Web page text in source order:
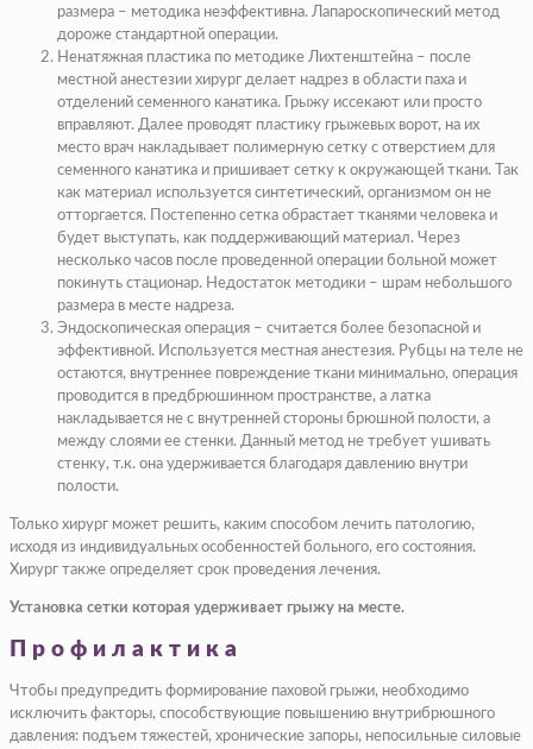
размера – методика неэффективна. Лапароскопический метод
дороже стандартной операции.
Ненатяжная пластика по методике Лихтенштейна – после
местной анестезии хирург делает надрез в области паха и
отделений семенного канатика. Грыжу иссекают или просто
вправляют. Далее проводят пластику грыжевых ворот, на их
место врач накладывает полимерную сетку с отверстием для
семенного канатика и пришивает сетку к окружающей ткани. Так
как материал используется синтетический, организмом он не
отторгается. Постепенно сетка обрастает тканями человека и
будет выступать, как поддерживающий материал. Через
несколько часов после проведенной операции больной может
покинуть стационар. Недостаток методики – шрам небольшого
размера в месте надреза.
Эндоскопическая операция – считается более безопасной и
эффективной. Используется местная анестезия. Рубцы на теле не
остаются, внутреннее повреждение ткани минимально, операция
проводится в предбрюшинном пространстве, а латка
накладывается не с внутренней стороны брюшной полости, а
между слоями ее стенки. Данный метод не требует ушивать
стенку, т.к. она удерживается благодаря давлению внутри
полости.
Только хирург может решить, каким способом лечить патологию,
исходя из индивидуальных особенностей больного, его состояния.
Хирург также определяет срок проведения лечения.
Установка сетки которая удерживает грыжу на месте.
Профилактика
Чтобы предупредить формирование паховой грыжи, необходимо
исключить факторы, способствующие повышению внутрибрюшного
давления: подъем тяжестей, хронические запоры, непосильные силовые